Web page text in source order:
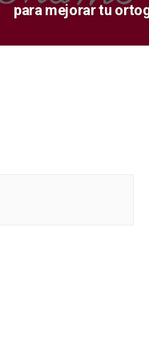
para mejorar tu